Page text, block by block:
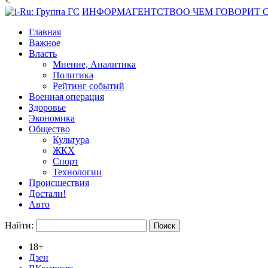
ИНФОРМАГЕНТСТВОО ЧЕМ ГОВОРИТ
Главная
Важное
Власть
Мнение, Аналитика
Политика
Рейтинг событий
Военная операция
Здоровье
Экономика
Общество
Культура
ЖКХ
Спорт
Технологии
Происшествия
Достали!
Авто
Найти:
18+
Дзен